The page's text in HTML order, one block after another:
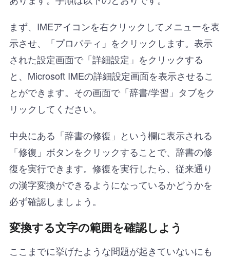
まず、IMEアイコンを右クリックしてメニューを表
示させ、「プロパティ」をクリックします。表示
された設定画面で「詳細設定」をクリックする
と、Microsoft IMEの詳細設定画面を表示させるこ
とができます。その画面で「辞書/学習」タブをク
リックしてください。
中央にある「辞書の修復」という欄に表示される
「修復」ボタンをクリックすることで、辞書の修
復を実行できます。修復を実行したら、従来通り
の漢字変換ができるようになっているかどうかを
必ず確認しましょう。
変換する文字の範囲を確認しよう
ここまでに挙げたような問題が起きていないにも